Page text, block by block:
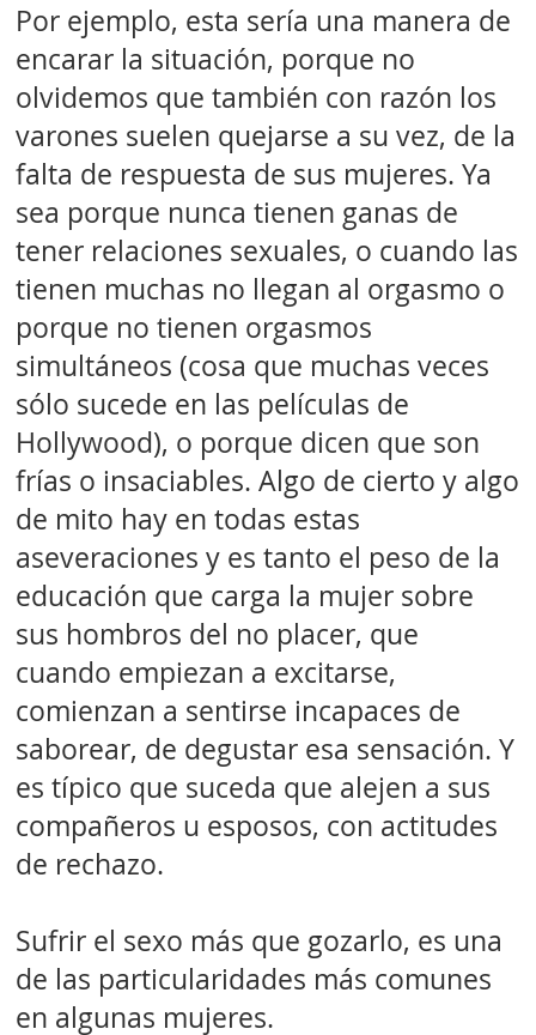
Por ejemplo, esta sería una manera de
encarar la situación, porque no
olvidemos que también con razón los
varones suelen quejarse a su vez, de la
falta de respuesta de sus mujeres. Ya
sea porque nunca tienen ganas de
tener relaciones sexuales, o cuando las
tienen muchas no llegan al orgasmo o
porque no tienen orgasmos
simultáneos (cosa que muchas veces
sólo sucede en las películas de
Hollywood), o porque dicen que son
frías o insaciables. Algo de cierto y algo
de mito hay en todas estas
aseveraciones y es tanto el peso de la
educación que carga la mujer sobre
sus hombros del no placer, que
cuando empiezan a excitarse,
comienzan a sentirse incapaces de
saborear, de degustar esa sensación. Y
es típico que suceda que alejen a sus
compañeros u esposos, con actitudes
de rechazo.
Sufrir el sexo más que gozarlo, es una
de las particularidades más comunes
en algunas mujeres.